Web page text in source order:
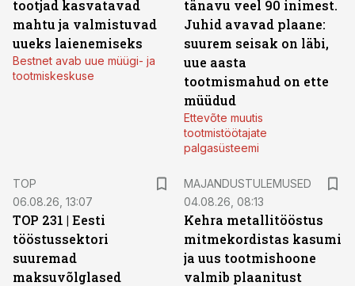
tootjad kasvatavad
mahtu ja valmistuvad
uueks laienemiseks
Bestnet avab uue müügi- ja
tootmiskeskuse
tänavu veel 90 inimest.
Juhid avavad plaane:
suurem seisak on läbi,
uue aasta
tootmismahud on ette
müüdud
Ettevõte muutis
tootmistöötajate
palgasüsteemi
TOP
06.08.26, 13:07
TOP 231 | Eesti
tööstussektori
suuremad
maksuvõlglased
MAJANDUSTULEMUSED
04.08.26, 08:13
Kehra metallitööstus
mitmekordistas kasumi
ja uus tootmishoone
valmib plaanitust